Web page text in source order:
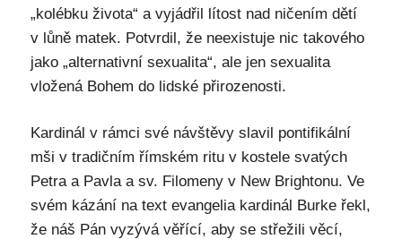
„kolébku života“ a vyjádřil lítost nad ničením dětí
v lůně matek. Potvrdil, že neexistuje nic takového
jako „alternativní sexualita“, ale jen sexualita
vložená Bohem do lidské přirozenosti.
Kardinál v rámci své návštěvy slavil pontifikální
mši v tradičním římském ritu v kostele svatých
Petra a Pavla a sv. Filomeny v New Brightonu. Ve
svém kázání na text evangelia kardinál Burke řekl,
že náš Pán vyzývá věřící, aby se střežili věcí,